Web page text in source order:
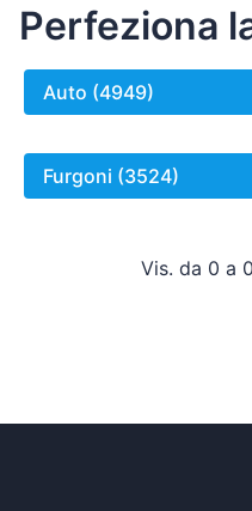
Perfeziona
Auto (4949)
Furgoni (3524)
Vis. da 0 a